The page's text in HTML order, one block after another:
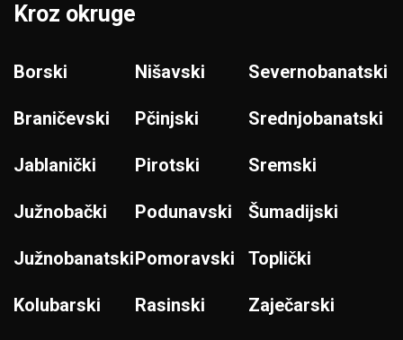
Kroz okruge
Borski
Braničevski
Jablanički
Južnobački
Južnobanatski
Kolubarski
Nišavski
Pčinjski
Pirotski
Podunavski
Pomoravski
Rasinski
Severnobanatski
Srednjobanatski
Sremski
Šumadijski
Toplički
Zaječarski